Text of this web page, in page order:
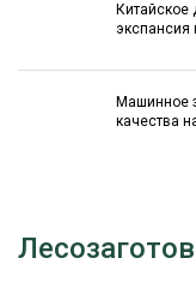
экспансия
Машинное
качества